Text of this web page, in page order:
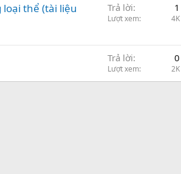
thể (tài liệu
Trả lời 1
Lượt xem 4K
Trả lời 0
Lượt xem 2K